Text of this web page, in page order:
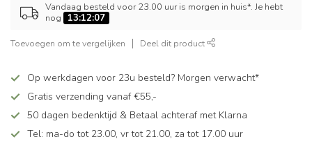
Vandaag besteld voor 23.00 uur is morgen in huis*. Je hebt
nog
13:12:07
Toevoegen om te vergelijken Deel dit product
Op werkdagen voor 23u besteld? Morgen verwacht*
Gratis verzending vanaf €55,-
50 dagen bedenktijd & Betaal achteraf met Klarna
Tel: ma-do tot 23.00, vr tot 21.00, za tot 17.00 uur